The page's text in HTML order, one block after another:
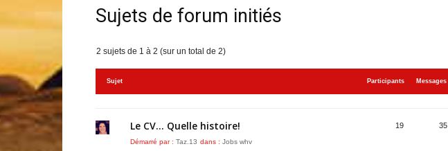
Sujets de forum initiés
2 sujets de 1 à 2 (sur un total de 2)
Sujet Participants Messages
Le CV… Quelle histoire!
Démarré par : Taz.13 dans : Jobs whv
19 35